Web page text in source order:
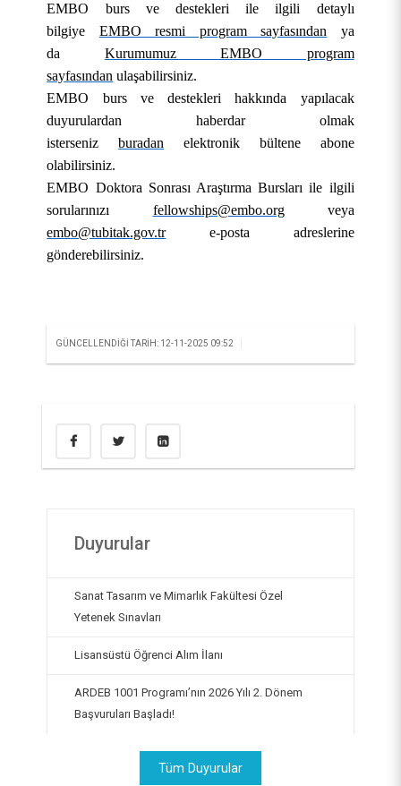
Kurumsal İletişim Koordinatörlüğü
Dijital Dönüşüm Koordinatörlüğü
Sıfır Atık Yönetimi Koordinatörlüğü
İş Sağlığı ve Güvenliği Koordinatörlüğü
Türkçe Öğretim Uygulama ve Araştırma Merkezi
Psikolojik Danışma ve Rehberlik Uygulama ve
Uzaktan Eğitim Uygulama ve Araştırma Merkezi
(UZEM)
EMBO burs ve destekleri ile ilgili detaylı
bilgiye EMBO resmi program sayfasından ya
da Kurumumuz EMBO program
sayfasından ulaşabilirsiniz.
EMBO burs ve destekleri hakkında yapılacak
duyurulardan haberdar olmak
istersenizburadan elektronik bültene abone
olabilirsiniz.
EMBO Doktora Sonrası Araştırma Bursları ile ilgili
sorularınızı fellowships@embo.orgveya
embo@tubitak.gov.tre-posta adreslerine
gönderebilirsiniz.
GÜNCELLENDIĞI TARIH: 12-11-2025 09:52
Duyurular
Sanat Tasarım ve Mimarlık Fakültesi Özel
Yetenek Sınavları
Lisansüstü Öğrenci Alım İlanı
ARDEB 1001 Programı’nın 2026 Yılı 2. Dönem
Başvuruları Başladı!
Tüm Duyurular